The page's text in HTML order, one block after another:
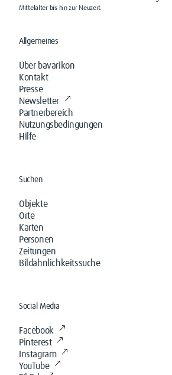
Mittelalter bis hin zur Neuzeit.
Allgemeines
Über bavarikon
Kontakt
Presse
Newsletter
Partnerbereich
Nutzungsbedingungen
Hilfe
Suchen
Objekte
Orte
Karten
Personen
Zeitungen
Bildähnlichkeitssuche
Social Media
Facebook
Pinterest
Instagram
YouTube